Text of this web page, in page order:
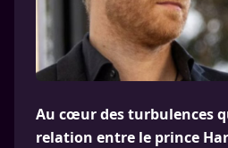
Au cœur des turbulences
relation entre le prince